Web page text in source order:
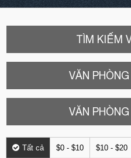
TÌM KIẾM
VĂN
VĂN
Tất cả $0 - $10 $10 - $20